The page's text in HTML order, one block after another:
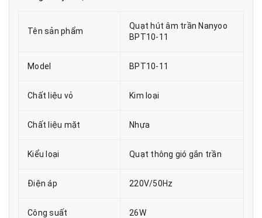
Tên sản phẩm
Quạt hút âm trần Nanyoo
BPT10-11
Model BPT10-11
Chất liệu vỏ Kim loại
Chất liệu mặt Nhựa
Kiểu loại Quạt thông gió gắn trần
Điện áp 220V/50Hz
Công suất 26W